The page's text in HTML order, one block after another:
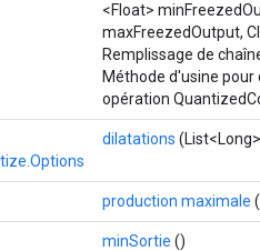
<Float>
maxFreezedOutput,
Remplissage de
Méthode d'usine
opération
dilatations
production maximale
minSortie ()